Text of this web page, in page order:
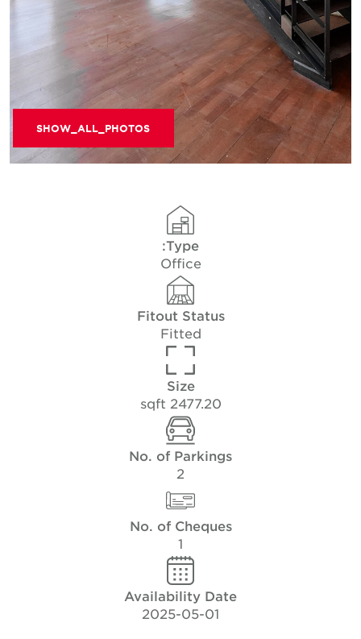
SHOW_ALL_PHOTOS
Type:
Office
Fitout Status
Fitted
Size
2477.20 sqft
No. of Parkings
No. of Cheques
Availability Date
2025-05-01